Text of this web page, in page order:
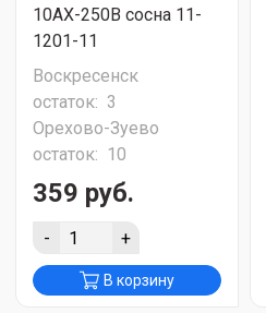
10АХ-250В сосна 11-
1201-11
Воскресенск
остаток: 3
Орехово-Зуево
остаток: 10
359 руб.
- +
В корзину